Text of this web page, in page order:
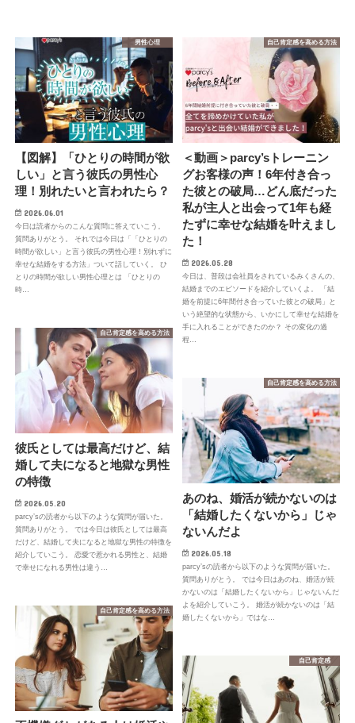
男性心理
【図解】「ひとりの時間が欲
しい」と言う彼氏の男性心
理！別れたいと言われたら？
2026.06.01
今日は読者からのこんな質問に答えていこう。
質問ありがとう。 それでは今日は「「ひとりの
時間が欲しい」と言う彼氏の男性心理！別れずに
幸せな結婚をする方法」ついて話していく。 ひ
とりの時間が欲しい男性心理とは 「ひとりの
時…
自己肯定感を高める方法
＜動画＞parcy’sトレーニン
グお客様の声！6年付き合っ
た彼との破局…どん底だった
私が主人と出会って1年も経
たずに幸せな結婚を叶えまし
た！
2026.05.28
今日は、普段は会社員をされているみくさんの、
結婚までのエピソードを紹介していくよ。 「結
婚を前提に6年間付き合っていた彼との破局」と
いう絶望的な状態から、いかにして幸せな結婚を
手に入れることができたのか？ その変化の過
程…
自己肯定感を高める方法
彼氏としては最高だけど、結
婚して夫になると地獄な男性
の特徴
2026.05.20
parcy’sの読者から以下のような質問が届いた。
質問ありがとう。 では今日は彼氏としては最高
だけど、結婚して夫になると地獄な男性の特徴を
紹介していこう。 恋愛で惹かれる男性と、結婚
で幸せになれる男性は違う…
自己肯定感を高める方法
あのね、婚活が続かないのは
「結婚したくないから」じゃ
ないんだよ
2026.05.18
parcy’sの読者から以下のような質問が届いた。
質問ありがとう。 では今日はあのね、婚活が続
かないのは「結婚したくないから」じゃないんだ
よを紹介していこう。 婚活が続かないのは「結
婚したくないから」ではな…
自己肯定感を高める方法
自己肯定感